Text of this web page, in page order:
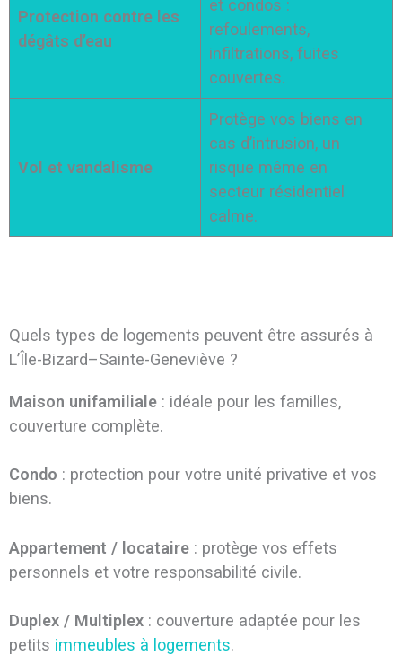
Protection contre les
dégâts d’eau
et condos :
refoulements,
infiltrations, fuites
couvertes.
Vol et vandalisme
Protège vos biens en
cas d’intrusion, un
risque même en
secteur résidentiel
calme.
Quels types de logements peuvent être assurés à
L’Île-Bizard–Sainte-Geneviève ?
Maison unifamiliale: idéale pour les familles,
couverture complète.
Condo : protection pour votre unité privative et vos
biens.
Appartement / locataire: protège vos effets
personnels et votre responsabilité civile.
Duplex / Multiplex: couverture adaptée pour les
petits immeubles à logements.